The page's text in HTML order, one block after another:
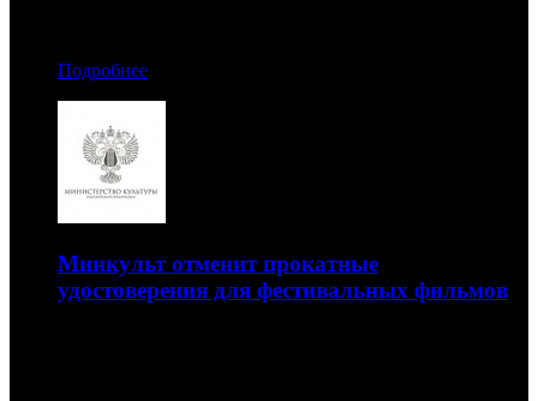
Подробнее
Минкульт отменит прокатные
удостоверения для фестивальных фильмов